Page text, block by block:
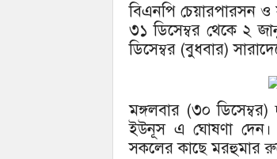
বিএনপি চেয়ারপারসন ও
৩১ ডিসেম্বর থেকে ২
ডিসেম্বর (বুধবার)
মঙ্গলবার (৩০
ইউনূস এ ঘোষণা দেন।
সকলের কাছে মরহুমার